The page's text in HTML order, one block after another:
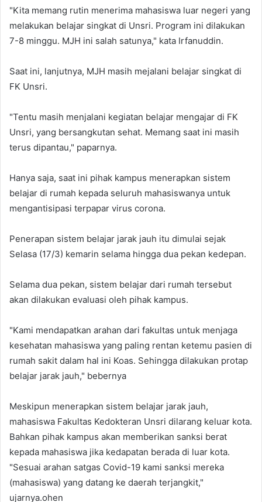
"Kita memang rutin menerima mahasiswa luar negeri yang
melakukan belajar singkat di Unsri. Program ini dilakukan
7-8 minggu. MJH ini salah satunya," kata Irfanuddin.
Saat ini, lanjutnya, MJH masih mejalani belajar singkat di
FK Unsri.
"Tentu masih menjalani kegiatan belajar mengajar di FK
Unsri, yang bersangkutan sehat. Memang saat ini masih
terus dipantau," paparnya.
Hanya saja, saat ini pihak kampus menerapkan sistem
belajar di rumah kepada seluruh mahasiswanya untuk
mengantisipasi terpapar virus corona.
Penerapan sistem belajar jarak jauh itu dimulai sejak
Selasa (17/3) kemarin selama hingga dua pekan kedepan.
Selama dua pekan, sistem belajar dari rumah tersebut
akan dilakukan evaluasi oleh pihak kampus.
"Kami mendapatkan arahan dari fakultas untuk menjaga
kesehatan mahasiswa yang paling rentan ketemu pasien di
rumah sakit dalam hal ini Koas. Sehingga dilakukan protap
belajar jarak jauh," bebernya
Meskipun menerapkan sistem belajar jarak jauh,
mahasiswa Fakultas Kedokteran Unsri dilarang keluar kota.
Bahkan pihak kampus akan memberikan sanksi berat
kepada mahasiswa jika kedapatan berada di luar kota.
"Sesuai arahan satgas Covid-19 kami sanksi mereka
(mahasiswa) yang datang ke daerah terjangkit,"
ujarnya.ohen